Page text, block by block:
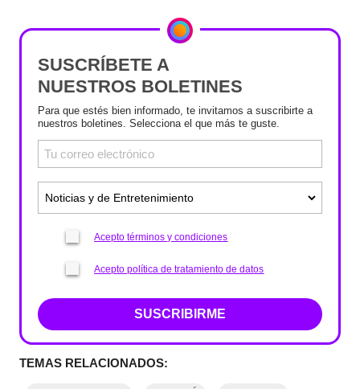
SUSCRÍBETE A
NUESTROS BOLETINES
Para que estés bien informado, te invitamos a suscribirte a
nuestros boletines. Selecciona el que más te guste.
Acepto términos y condiciones
Acepto política de tratamiento de datos
SUSCRIBIRME
TEMAS RELACIONADOS: